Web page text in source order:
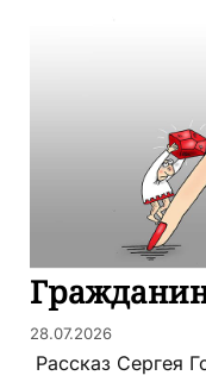
28.07.2026
Рассказ Сергея